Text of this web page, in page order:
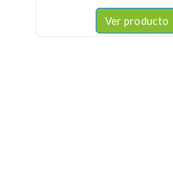
Ver producto